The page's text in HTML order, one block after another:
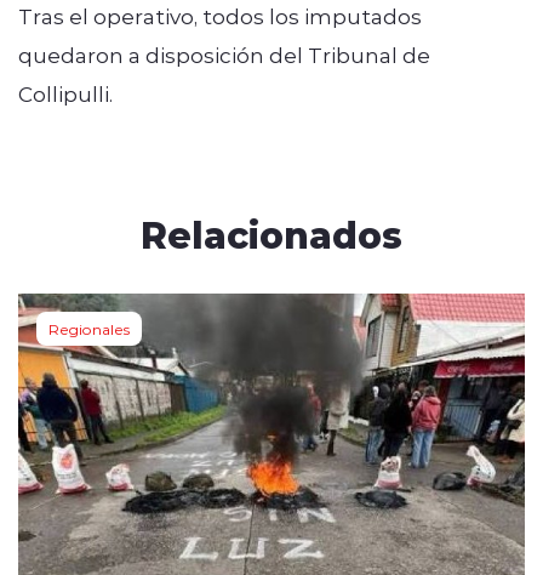
Tras el operativo, todos los imputados
quedaron a disposición del Tribunal de
Collipulli.
Relacionados
Regionales